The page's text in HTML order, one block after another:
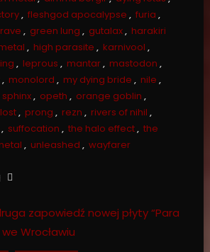
, fleshgod apocalypse , furia ,
, green lung , gutalax, harakiri
, high parasite , karnivool ,
, leprous , mantar, mastodon ,
, monolord , my dying bride , nile ,
, opeth , orange goblin ,
, prong , rezn , rivers of nihil ,
, suffocation , the halo effect, the
, unleashed , wayfarer